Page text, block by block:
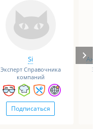
Si
Эксперт Справочника
компаний
Подписаться